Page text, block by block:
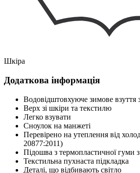
Шкіра
Додаткова інформація
Водовідштовхуюче зимове
Верх зі шкіри та текстилю
Легко взувати
Сноулок на манжеті
Перевірено на утеплення від
20877:2011)
Підошва з термопластичної гуми
Текстильна пухнаста підкладка
Деталі, що відбивають світло